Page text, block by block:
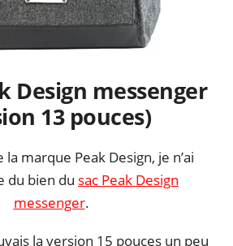
Design messenger
13 pouces)
la marque Peak Design, je n’ai
du bien du sac Peak Design
messenger.
la version 15 pouces un peu